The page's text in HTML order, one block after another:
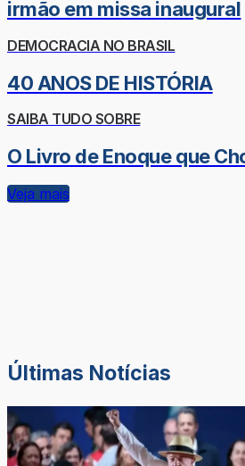
irmão em missa inaugural
DEMOCRACIA NO BRASIL
40 ANOS DE HISTÓRIA
SAIBA TUDO SOBRE
O Livro de Enoque que
Veja mais
Últimas Notícias